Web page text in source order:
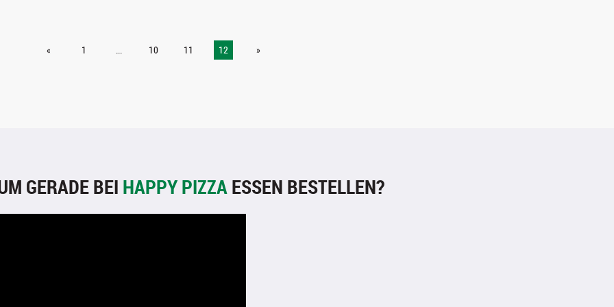
« 1 ... 10 11 12 »
GERADE BEI HAPPY PIZZAESSEN BESTELLEN?